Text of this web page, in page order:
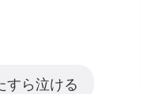
すら泣ける